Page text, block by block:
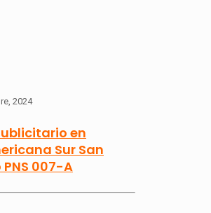
2024
en
Sur San
007-A